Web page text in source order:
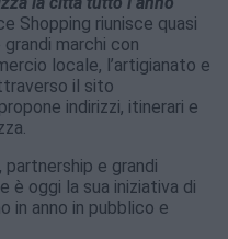
Shopping riunisce quasi
marchi con
locale, l’artigianato e
il sito
indirizzi, itinerari e
partnership e grandi
è oggi la sua iniziativa di
in anno in pubblico e